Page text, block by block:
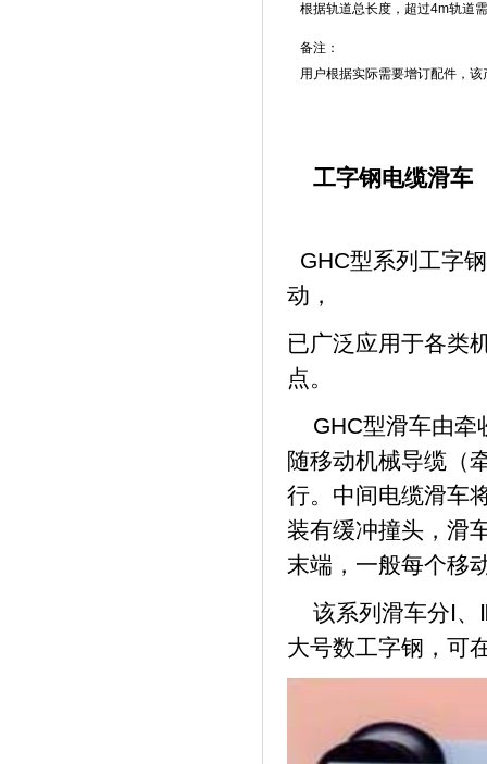
根据轨道总长度，超过4m轨道
备注：
用户根据实际需要增订配件，该
工字钢电缆滑车
GHC型系列工字
动，
已广泛应用于各类
点。
GHC型滑车由牵
随移动机械导缆（
行。中间电缆滑车
装有缓冲撞头，滑
末端，一般每个移
该系列滑车分Ⅰ、
大号数工字钢，可